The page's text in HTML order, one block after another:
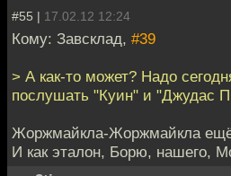
#55 | 17.02.12 12:24
Кому: Завсклад, #39
> А как-то может? Надо
послушать "Куин" и "Джудас
Жоржмайкла-Жоржмайкла
И как эталон, Борю, нашего,